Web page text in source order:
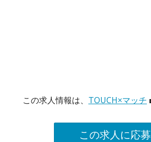
この求人情報は、 TOUCH×マッチ
この求人に応募